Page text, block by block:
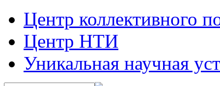
Центр коллективного
Центр НТИ
Уникальная научная